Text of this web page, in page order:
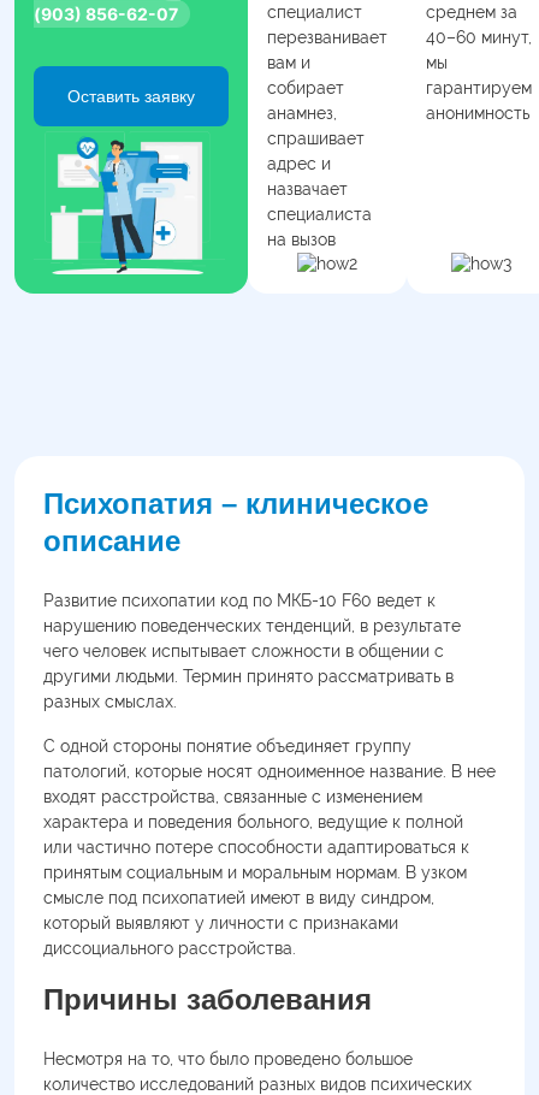
(903) 856-62-07
Оставить заявку
специалист
перезванивает
вам и
собирает
анамнез,
спрашивает
адрес и
назвачает
специалиста
на вызов
среднем за
40–60 минут,
мы
гарантируем
анонимность
Психопатия – клиническое
описание
Развитие психопатии код по МКБ-10 F60 ведет к
нарушению поведенческих тенденций, в результате
чего человек испытывает сложности в общении с
другими людьми. Термин принято рассматривать в
разных смыслах.
С одной стороны понятие объединяет группу
патологий, которые носят одноименное название. В нее
входят расстройства, связанные с изменением
характера и поведения больного, ведущие к полной
или частично потере способности адаптироваться к
принятым социальным и моральным нормам. В узком
смысле под психопатией имеют в виду синдром,
который выявляют у личности с признаками
диссоциального расстройства.
Причины заболевания
Несмотря на то, что было проведено большое
количество исследований разных видов психических